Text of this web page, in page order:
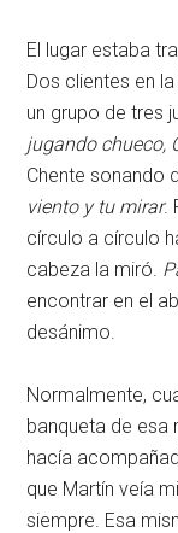
El lugar estaba
Dos clientes en
un grupo de tres
jugando chueco,
Chente sonando
viento y tu mirar.
círculo a círculo
cabeza la miró.
encontrar en el
desánimo.
Normalmente,
banqueta de esa
hacía
que Martín veía
siempre. Esa